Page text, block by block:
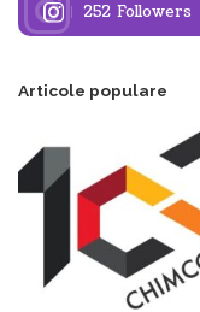
252 Followers
Articole populare